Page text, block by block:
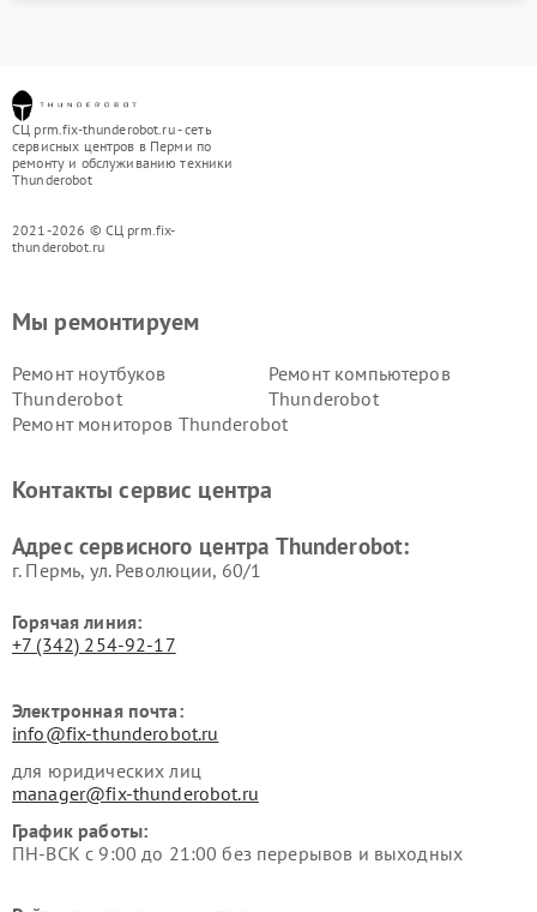
СЦ prm.fix-thunderobot.ru - сеть
сервисных центров в Перми по
ремонту и обслуживанию техники
Thunderobot
2021-2026 © СЦ prm.fix-
thunderobot.ru
Мы ремонтируем
Ремонт ноутбуков
Thunderobot
Ремонт компьютеров
Thunderobot
Ремонт мониторов Thunderobot
Контакты сервис центра
Адрес сервисного центра Thunderobot:
г. Пермь, ул. ​Революции, 60/1
Горячая линия:
+7 (342) 254-92-17
Электронная почта:
info@fix-thunderobot.ru
для юридических лиц
manager@fix-thunderobot.ru
График работы:
ПН-ВСК с 9:00 до 21:00 без перерывов и выходных